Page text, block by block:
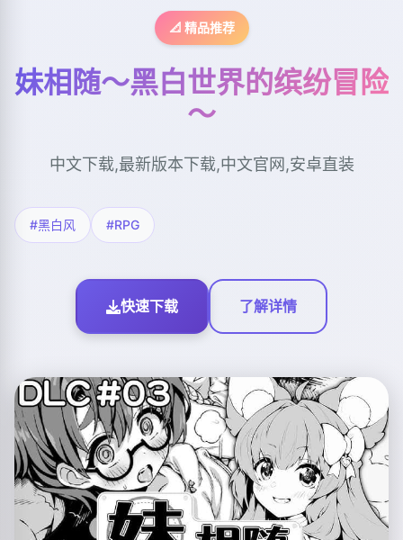
📐 精品推荐
妹相随～黑白世界的缤纷冒险
～
中文下载,最新版本下载,中文官网,安卓直装
#黑白风 #RPG
快速下载 了解详情